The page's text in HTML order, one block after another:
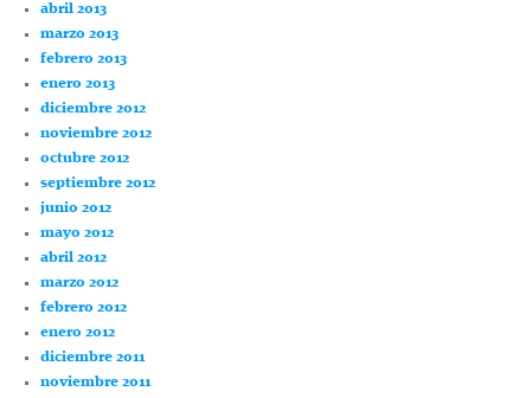
abril 2013
marzo 2013
febrero 2013
enero 2013
diciembre 2012
noviembre 2012
octubre 2012
septiembre 2012
junio 2012
mayo 2012
abril 2012
marzo 2012
febrero 2012
enero 2012
diciembre 2011
noviembre 2011